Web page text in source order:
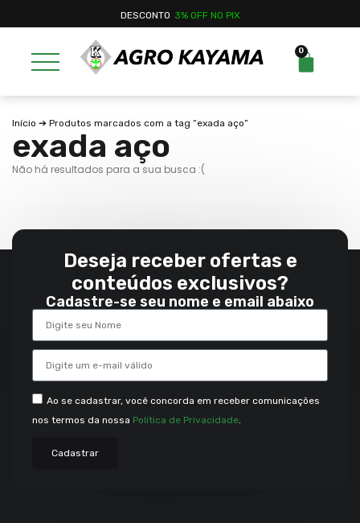
DESCONTO 3% OFF NO PIX
0
Início ➔ Produtos marcados com a tag “exada aço”
exada aço
Não há resultados para a sua busca :(
Deseja receber ofertas e
conteúdos exclusivos?
Cadastre-se seu nome e email abaixo
Ao se cadastrar, você concorda em receber comunicações
nos termos da nossa Política de Privacidade
Cadastrar